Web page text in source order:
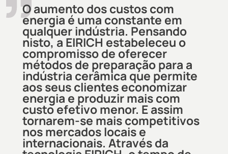
O aumento dos custos com
energia é uma constante em
qualquer indústria. Pensando
nisto, a EIRICH estabeleceu o
compromisso de oferecer
métodos de preparação para a
indústria cerâmica que permite
aos seus clientes economizar
energia e produzir mais com
custo efetivo menor. E assim
tornarem-se mais competitivos
nos mercados locais e
internacionais. Através da